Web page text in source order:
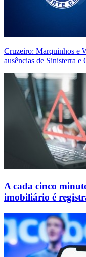
Cruzeiro: Marquinhos e
ausências de Sinisterra e
A cada cinco
imobiliário é